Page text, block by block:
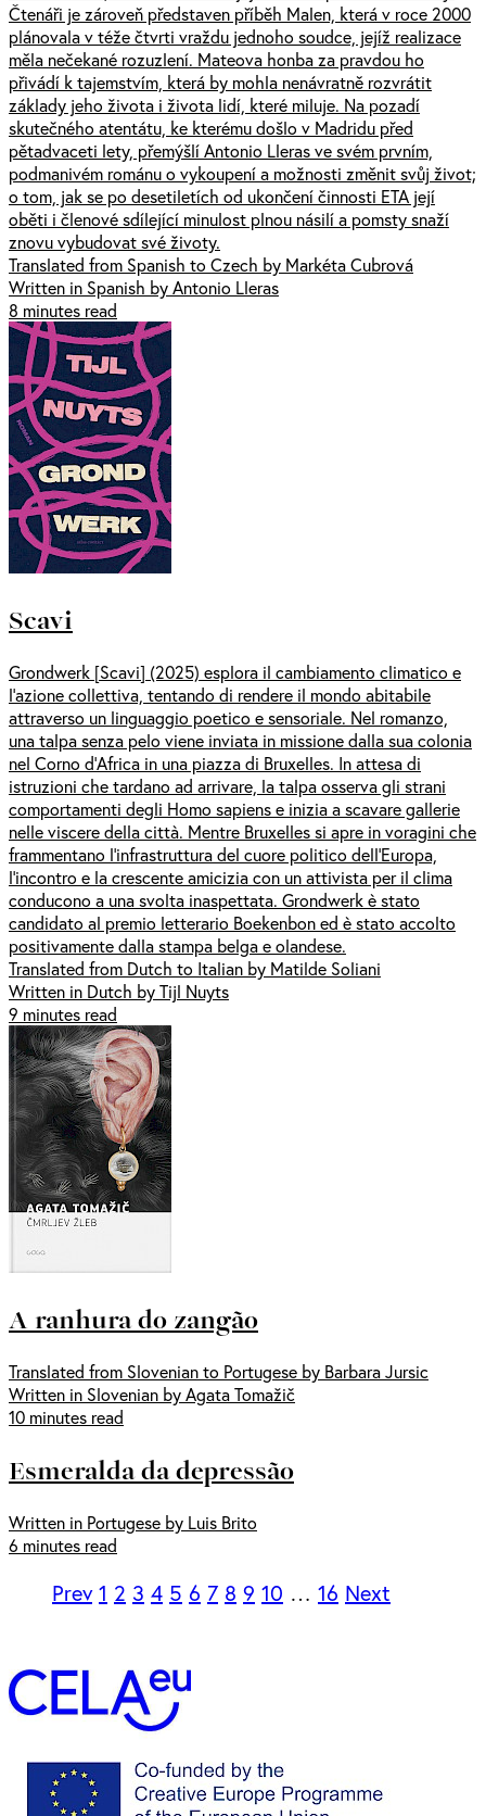
Čtenáři je zároveň představen příběh Malen, která v roce 2000
plánovala v téže čtvrti vraždu jednoho soudce, jejíž realizace
měla nečekané rozuzlení. Mateova honba za pravdou ho
přivádí k tajemstvím, která by mohla nenávratně rozvrátit
základy jeho života i života lidí, které miluje. Na pozadí
skutečného atentátu, ke kterému došlo v Madridu před
pětadvaceti lety, přemýšlí Antonio Lleras ve svém prvním,
podmanivém románu o vykoupení a možnosti změnit svůj život;
o tom, jak se po desetiletích od ukončení činnosti ETA její
oběti i členové sdílející minulost plnou násilí a pomsty snaží
znovu vybudovat své životy.
Translated from Spanish to Czech by Markéta Cubrová
Written in Spanish by Antonio Lleras
8 minutes read
Scavi
Grondwerk [Scavi] (2025) esplora il cambiamento climatico e
l’azione collettiva, tentando di rendere il mondo abitabile
attraverso un linguaggio poetico e sensoriale. Nel romanzo,
una talpa senza pelo viene inviata in missione dalla sua colonia
nel Corno d’Africa in una piazza di Bruxelles. In attesa di
istruzioni che tardano ad arrivare, la talpa osserva gli strani
comportamenti degli Homo sapiens e inizia a scavare gallerie
nelle viscere della città. Mentre Bruxelles si apre in voragini che
frammentano l’infrastruttura del cuore politico dell’Europa,
l’incontro e la crescente amicizia con un attivista per il clima
conducono a una svolta inaspettata. Grondwerk è stato
candidato al premio letterario Boekenbon ed è stato accolto
positivamente dalla stampa belga e olandese.
Translated from Dutch to Italian by Matilde Soliani
Written in Dutch by Tijl Nuyts
9 minutes read
A ranhura do zangão
Translated from Slovenian to Portugese by Barbara Jursic
Written in Slovenian by Agata Tomažič
10 minutes read
Esmeralda da depressão
Written in Portugese by Luis Brito
6 minutes read
Prev 1 2 3 4 5 6 7 8 9 10 … 16 Next